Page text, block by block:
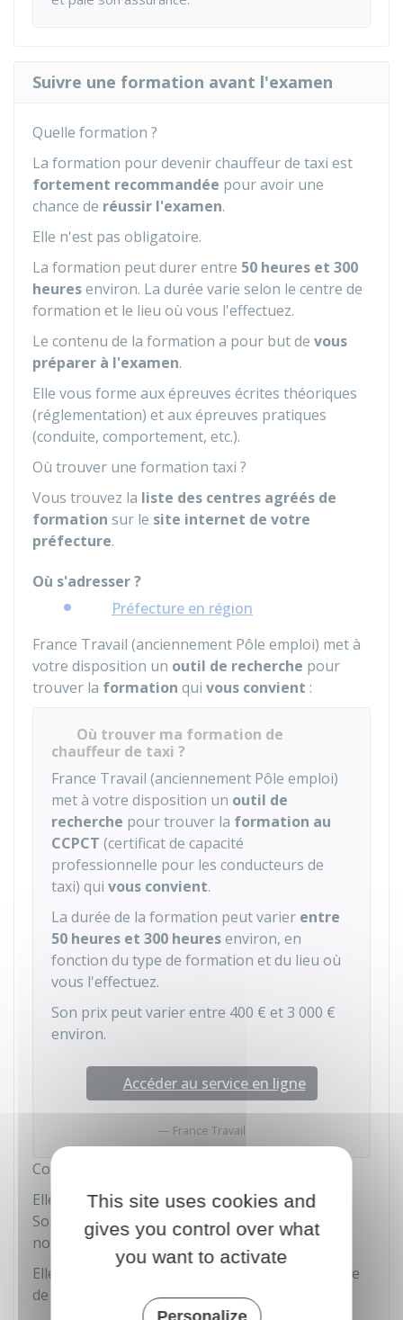
Suivre une formation avant l'examen
Quelle formation ?
La formation pour devenir chauffeur de taxi est
fortement recommandée pour avoir une
chance de réussir l'examen.
Elle n'est pas obligatoire.
La formation peut durer entre 50 heures et 300
heuresenviron. La durée varie selon le centre de
formation et le lieu où vous l'effectuez.
Le contenu de la formation a pour but de vous
préparer à l'examen.
Elle vous forme aux épreuves écrites théoriques
(réglementation) et aux épreuves pratiques
(conduite, comportement, etc.).
Où trouver une formation taxi ?
Vous trouvez la liste des centres agréés de
formation sur le site internet de votre
préfecture.
Où s'adresser ?
Préfecture en région
France Travail (anciennement Pôle emploi) met à
votre disposition un outil de recherche pour
trouver la formation qui vous convient :
Où trouver ma formation de
chauffeur de taxi ?
France Travail (anciennement Pôle emploi)
met à votre disposition un outil de
recherche pour trouver la formation au
CCPCT (certificat de capacité
professionnelle pour les conducteurs de
taxi) qui vous convient.
La durée de la formation peut varier entre
50 heures et 300 heuresenviron, en
fonction du type de formation et du lieu où
vous l'effectuez.
Son prix peut varier entre 400 € et3 000 €
environ.
Accéder au service en ligne
France Travail
Combien coûte la formation ?
Elle peut coûter entre400 €et3 000 €environ.
Son prix varie selon le centre de formation et le
nombre d'heures.
Elle est payable soit en ligne sur le site du centre
de formation, soit sur place.
This site uses cookies and
gives you control over what
you want to activate
Personalize